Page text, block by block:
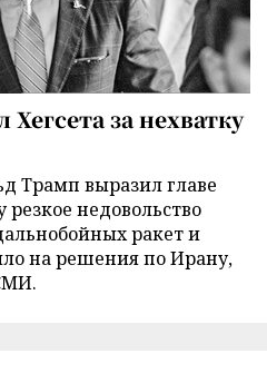
за нехватку
Трамп выразил главе
резкое недовольство
ракет и
на решения по Ирану,